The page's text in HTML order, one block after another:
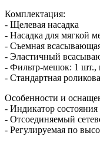
Комплектация:
- Щелевая насадка
- Насадка для мягкой
- Съемная
- Эластичный
- Фильтр-мешок: 1 шт.,
- Стандартная
Особенности и
- Индикатор состояния
- Отсоединяемый
- Регулируемая по